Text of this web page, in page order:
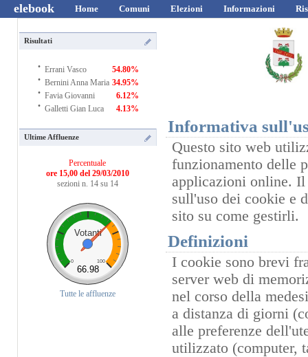
elebook Home Comuni Elezioni Informazioni
Risultati
· Errani Vasco 54.80%
· Bernini Anna Maria 34.95%
· Favia Giovanni 6.12%
· Galletti Gian Luca 4.13%
Ultime Affluenze
Percentuale
ore 15,00 del 29/03/2010
sezioni n. 14 su 14
Votanti
0 100
66.98
Tutte le affluenze
Informativa
Questo sito web
funzionamento delle
applicazioni online. Il
sull'uso dei cookie e
sito su come gestirli.
Definizioni
I cookie sono brevi
server web di
nel corso della
a distanza di giorni
alle preferenze
utilizzato (computer,